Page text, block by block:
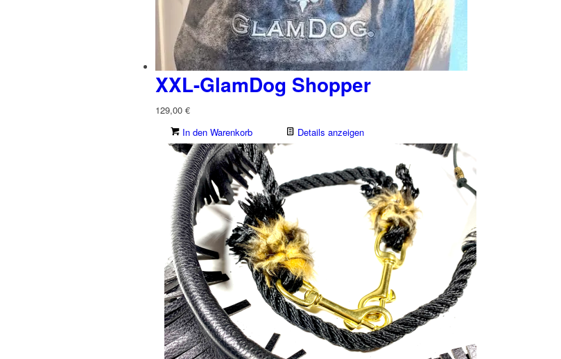
XXL-GlamDog Shopper
129,00 €
In den Warenkorb
Details anzeigen